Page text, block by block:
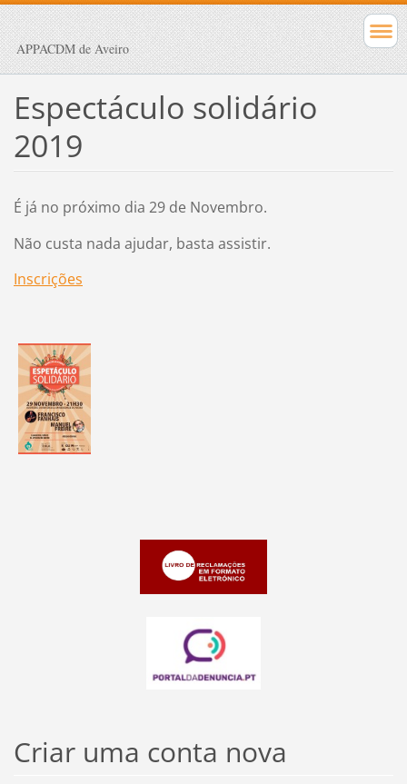
APPACDM de Aveiro
Espectáculo solidário
2019
É já no próximo dia 29 de Novembro.
Não custa nada ajudar, basta assistir.
Inscrições
Criar uma conta nova